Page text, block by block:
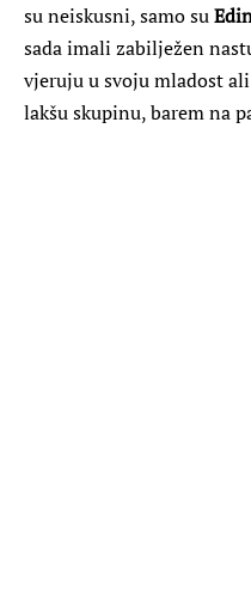
su neiskusni, samo su
sada imali zabilježen
vjeruju u svoju mladost
lakšu skupinu, barem na